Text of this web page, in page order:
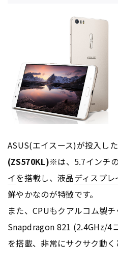
ASUS(エイスース)が投入した
(ZS570KL)※は、5.7インチ
イを搭載し、液晶ディスプレ
鮮やかなのが特徴です。
また、CPUもクアルコム製
Snapdragon 821 (2.4GHz/4
を搭載、非常にサクサク動く